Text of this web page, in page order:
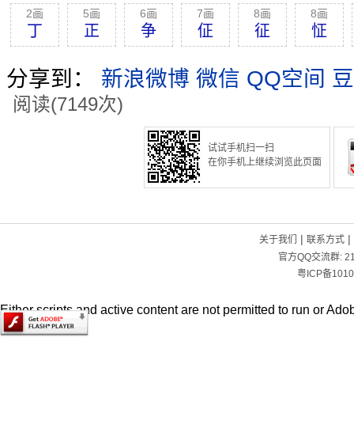
2画
丁
5画
正
6画
争
7画
佂
8画
征
8画
怔
分享到： 新浪微博 微信 QQ空间
阅读(7149次)
试试手机扫一扫
在你手机上继续浏览此页面
关于我们 | 联系方式|
官方QQ交流群:
粤ICP备
Either scripts and active content are not permitted to run or